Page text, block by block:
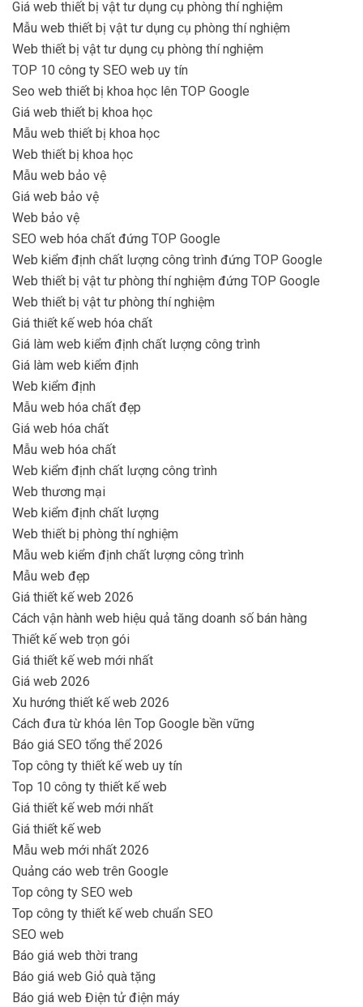
Giá web thiết bị vật tư dụng cụ phòng thí nghiệm
Mẫu web thiết bị vật tư dụng cụ phòng thí nghiệm
Web thiết bị vật tư dụng cụ phòng thí nghiệm
TOP 10 công ty SEO web uy tín
Seo web thiết bị khoa học lên TOP Google
Giá web thiết bị khoa học
Mẫu web thiết bị khoa học
Web thiết bị khoa học
Mẫu web bảo vệ
Giá web bảo vệ
Web bảo vệ
SEO web hóa chất đứng TOP Google
Web kiểm định chất lượng công trình đứng TOP Google
Web thiết bị vật tư phòng thí nghiệm đứng TOP Google
Web thiết bị vật tư phòng thí nghiệm
Giá thiết kế web hóa chất
Giá làm web kiểm định chất lượng công trình
Giá làm web kiểm định
Web kiểm định
Mẫu web hóa chất đẹp
Giá web hóa chất
Mẫu web hóa chất
Web kiểm định chất lượng công trình
Web thương mại
Web kiểm định chất lượng
Web thiết bị phòng thí nghiệm
Mẫu web kiểm định chất lượng công trình
Mẫu web đẹp
Giá thiết kế web 2026
Cách vận hành web hiệu quả tăng doanh số bán hàng
Thiết kế web trọn gói
Giá thiết kế web mới nhất
Giá web 2026
Xu hướng thiết kế web 2026
Cách đưa từ khóa lên Top Google bền vững
Báo giá SEO tổng thể 2026
Top công ty thiết kế web uy tín
Top 10 công ty thiết kế web
Giá thiết kế web mới nhất
Giá thiết kế web
Mẫu web mới nhất 2026
Quảng cáo web trên Google
Top công ty SEO web
Top công ty thiết kế web chuẩn SEO
SEO web
Báo giá web thời trang
Báo giá web Giỏ quà tặng
Báo giá web Điện tử điện máy